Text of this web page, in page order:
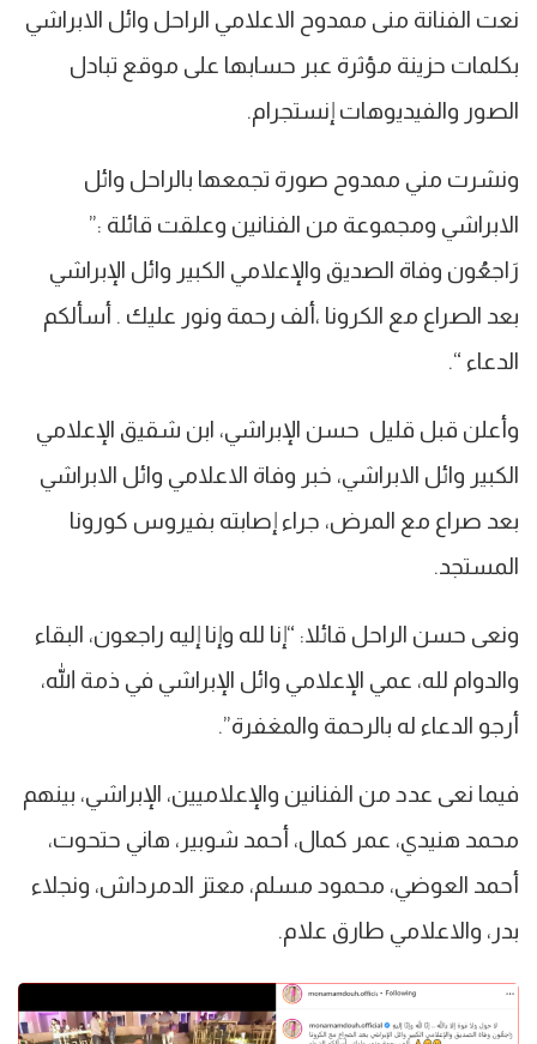
نعت الفنانة منى ممدوح الاعلامي الراحل وائل الابراشي
بكلمات حزينة مؤثرة عبر حسابها على موقع تبادل
الصور والفيديوهات إنستجرام.
ونشرت مني ممدوح صورة تجمعها بالراحل وائل
الابراشي ومجموعة من الفنانين وعلقت قائلة :”
رَاجعُون وفاة الصديق والإعلامي الكبير وائل الإبراشي
بعد الصراع مع الكرونا ،ألف رحمة ونور عليك . أسألكم
الدعاء “.
وأعلن قبل قليل حسن الإبراشي، ابن شقيق الإعلامي
الكبير وائل الابراشي، خبر وفاة الاعلامي وائل الابراشي
بعد صراع مع المرض، جراء إصابته بفيروس كورونا
المستجد.
ونعى حسن الراحل قائلا: “إنا لله وإنا إليه راجعون، البقاء
والدوام لله، عمي الإعلامي وائل الإبراشي في ذمة الله،
أرجو الدعاء له بالرحمة والمغفرة”.
فيما نعى عدد من الفنانين والإعلاميين، الإبراشي، بينهم
محمد هنيدي، عمر كمال، أحمد شوبير، هاني حتحوت،
أحمد العوضي، محمود مسلم، معتز الدمرداش، ونجلاء
بدر، والاعلامي طارق علام.